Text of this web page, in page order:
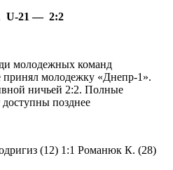
U-21 — 2:2
молодежных команд
молодежку «Днепр-1».
ничьей 2:2. Полные
позднее
(12) 1:1 Романюк К. (28)